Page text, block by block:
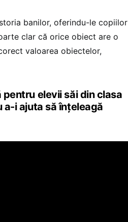
banilor, oferindu-le copiilor
clar că orice obiect are o
valoarea obiectelor,
elevii săi din clasa
i ajuta să înțeleagă